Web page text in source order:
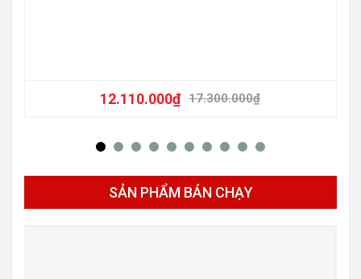
17.300.000₫
12.110.000₫
SẢN PHẨM BÁN CHẠY